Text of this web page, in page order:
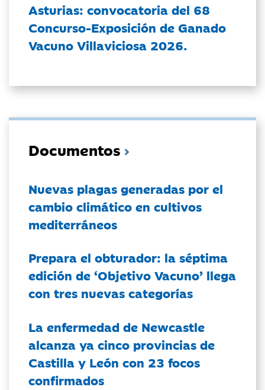
Asturias: convocatoria del 68
Concurso-Exposición de Ganado
Vacuno Villaviciosa 2026.
Documentos
Nuevas plagas generadas por el
cambio climático en cultivos
mediterráneos
Prepara el obturador: la séptima
edición de ‘Objetivo Vacuno’ llega
con tres nuevas categorías
La enfermedad de Newcastle
alcanza ya cinco provincias de
Castilla y León con 23 focos
confirmados